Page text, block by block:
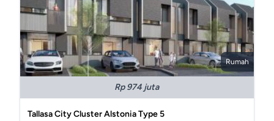
Rumah
Rp 974 juta
Tallasa City Cluster Alstonia Type 5